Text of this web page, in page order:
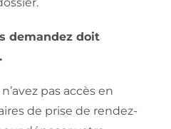
demandez doit
pas accès en
de prise de rendez-